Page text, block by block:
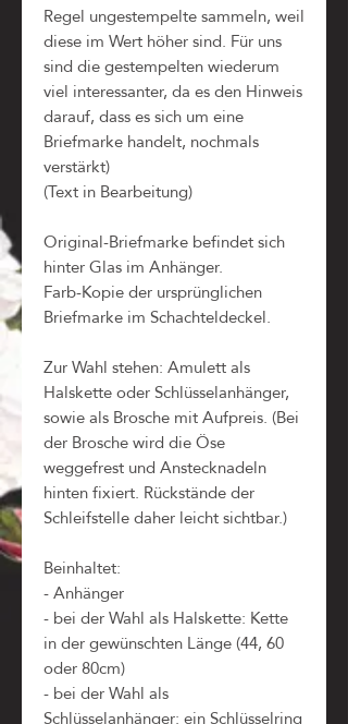
Regel ungestempelte sammeln, weil
diese im Wert höher sind. Für uns
sind die gestempelten wiederum
viel interessanter, da es den Hinweis
darauf, dass es sich um eine
Briefmarke handelt, nochmals
verstärkt)
(Text in Bearbeitung)
Original-Briefmarke befindet sich
hinter Glas im Anhänger.
Farb-Kopie der ursprünglichen
Briefmarke im Schachteldeckel.
Zur Wahl stehen: Amulett als
Halskette oder Schlüsselanhänger,
sowie als Brosche mit Aufpreis. (Bei
der Brosche wird die Öse
weggefrest und Anstecknadeln
hinten fixiert. Rückstände der
Schleifstelle daher leicht sichtbar.)
Beinhaltet:
- Anhänger
- bei der Wahl als Halskette: Kette
in der gewünschten Länge (44, 60
oder 80cm)
- bei der Wahl als
Schlüsselanhänger: ein Schlüsselring